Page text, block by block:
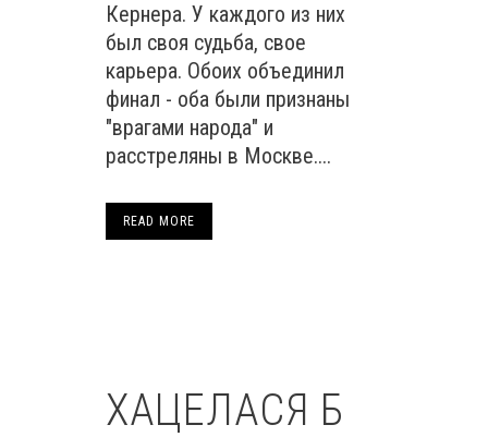
Кернера. У каждого из них
был своя судьба, свое
карьера. Обоих объединил
финал - оба были признаны
"врагами народа" и
расстреляны в Москве....
READ MORE
ХАЦЕЛАСЯ Б